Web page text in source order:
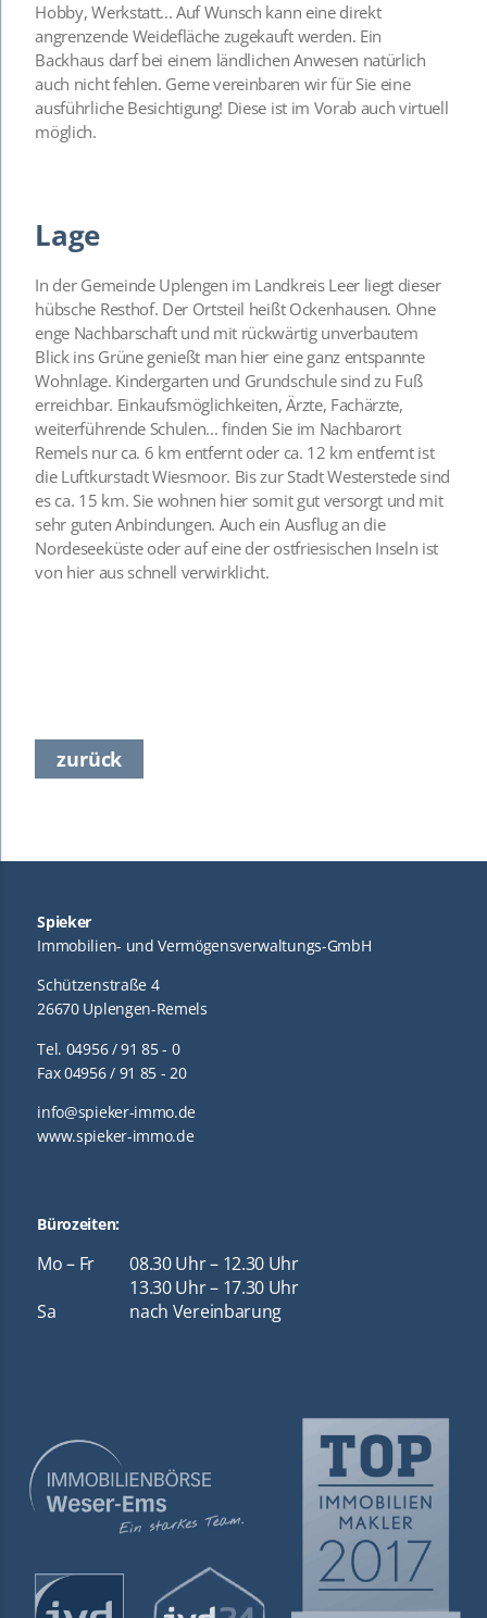
Hobby, Werkstatt... Auf Wunsch kann eine direkt
angrenzende Weidefläche zugekauft werden. Ein
Backhaus darf bei einem ländlichen Anwesen natürlich
auch nicht fehlen. Gerne vereinbaren wir für Sie eine
ausführliche Besichtigung! Diese ist im Vorab auch virtuell
möglich.
Lage
In der Gemeinde Uplengen im Landkreis Leer liegt dieser
hübsche Resthof. Der Ortsteil heißt Ockenhausen. Ohne
enge Nachbarschaft und mit rückwärtig unverbautem
Blick ins Grüne genießt man hier eine ganz entspannte
Wohnlage. Kindergarten und Grundschule sind zu Fuß
erreichbar. Einkaufsmöglichkeiten, Ärzte, Fachärzte,
weiterführende Schulen... finden Sie im Nachbarort
Remels nur ca. 6 km entfernt oder ca. 12 km entfernt ist
die Luftkurstadt Wiesmoor. Bis zur Stadt Westerstede sind
es ca. 15 km. Sie wohnen hier somit gut versorgt und mit
sehr guten Anbindungen. Auch ein Ausflug an die
Nordeseeküste oder auf eine der ostfriesischen Inseln ist
von hier aus schnell verwirklicht.
zurück
Spieker
Immobilien- und Vermögensverwaltungs-GmbH
Schützenstraße 4
26670 Uplengen-Remels
Tel. 04956 / 91 85 - 0
Fax 04956 / 91 85 - 20
info@spieker-immo.de
www.spieker-immo.de
Bürozeiten:
Mo – Fr
08.30 Uhr – 12.30 Uhr
13.30 Uhr – 17.30 Uhr
Sa
nach Vereinbarung